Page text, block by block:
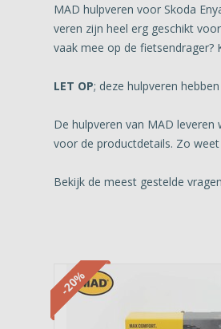
MAD hulpveren voor Skoda
veren zijn heel erg geschikt
vaak mee op de fietsendrager?
LET OP; deze hulpveren hebben
De hulpveren van MAD
voor de productdetails. Zo
Bekijk de meest gestelde
-20%